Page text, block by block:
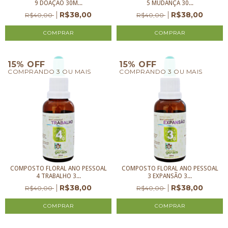
9 DOAÇÃO 30M...
R$40,00 R$38,00
5 MUDANÇA 30...
R$40,00 R$38,00
15% OFF
COMPRANDO 3 OU MAIS
COMPOSTO FLORAL ANO PESSOAL
4 TRABALHO 3...
R$40,00 R$38,00
15% OFF
COMPRANDO 3 OU MAIS
COMPOSTO FLORAL ANO PESSOAL
3 EXPANSÃO 3...
R$40,00 R$38,00